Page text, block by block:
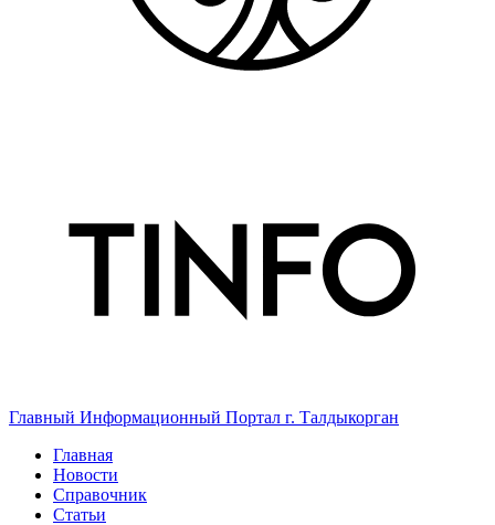
Главный Информационный Портал г. Талдыкорган
Главная
Новости
Справочник
Статьи